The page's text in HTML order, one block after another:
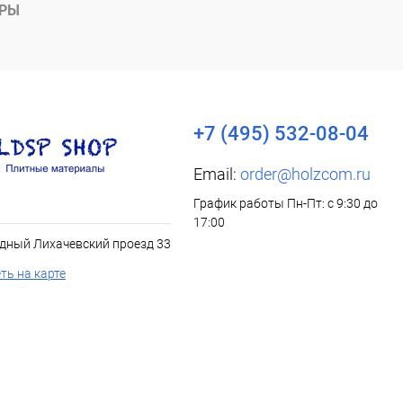
Лихачевский проезд 33
на карте
+7 (495) 532-08-04
Email: order@holzcom.ru
График работы Пн-Пт: с 9:30 до
17:00